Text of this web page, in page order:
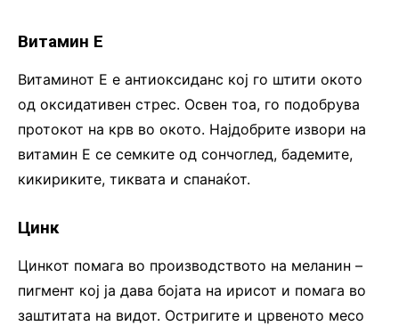
Витамин Е
Витаминот Е е антиоксиданс кој го штити окото
од оксидативен стрес. Освен тоа, го подобрува
протокот на крв во окото. Најдобрите извори на
витамин Е се семките од сончоглед, бадемите,
кикириките, тиквата и спанаќот.
Цинк
Цинкот помага во производството на меланин –
пигмент кој ја дава бојата на ирисот и помага во
заштитата на видот. Остригите и црвеното месо